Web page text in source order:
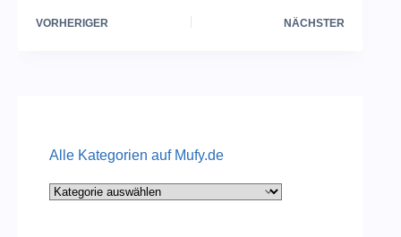
VORHERIGER NÄCHSTER
Alle Kategorien auf Mufy.de
Alle